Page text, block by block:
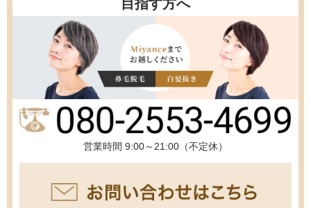
目指す方へ
営業時間 9:00～21:00（不定休）